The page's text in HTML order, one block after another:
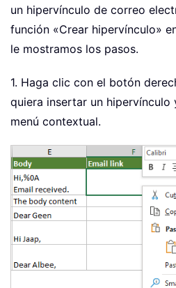
un hipervínculo de correo
función «Crear hipervínculo»
le mostramos los pasos.
1. Haga clic con el botón
quiera insertar un hipervínculo
menú contextual.